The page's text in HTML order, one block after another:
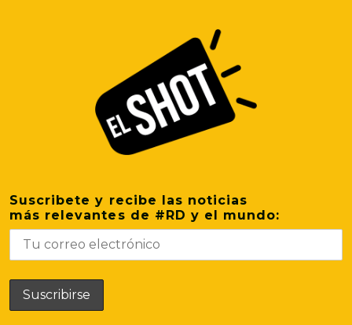
Suscribete y recibe las noticias
más relevantes de #RD y el mundo: